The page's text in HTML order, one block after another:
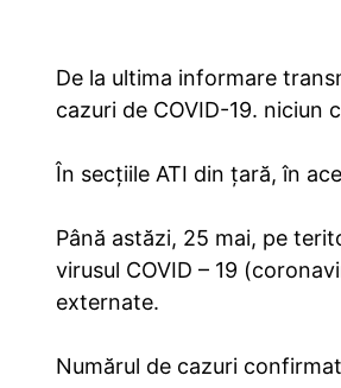
De la ultima informare
cazuri de COVID-19. niciun
În secțiile ATI din țară, în
Până astăzi, 25 mai, pe
virusul COVID – 19
externate.
Numărul de cazuri